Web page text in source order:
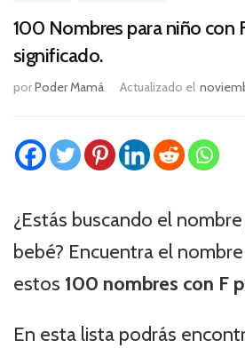
100 Nombres para niño con
significado.
porPoder Mamá Actualizado el
¿Estás buscando el
bebé? Encuentra el
estos 100 nombres con F
En esta lista podrás